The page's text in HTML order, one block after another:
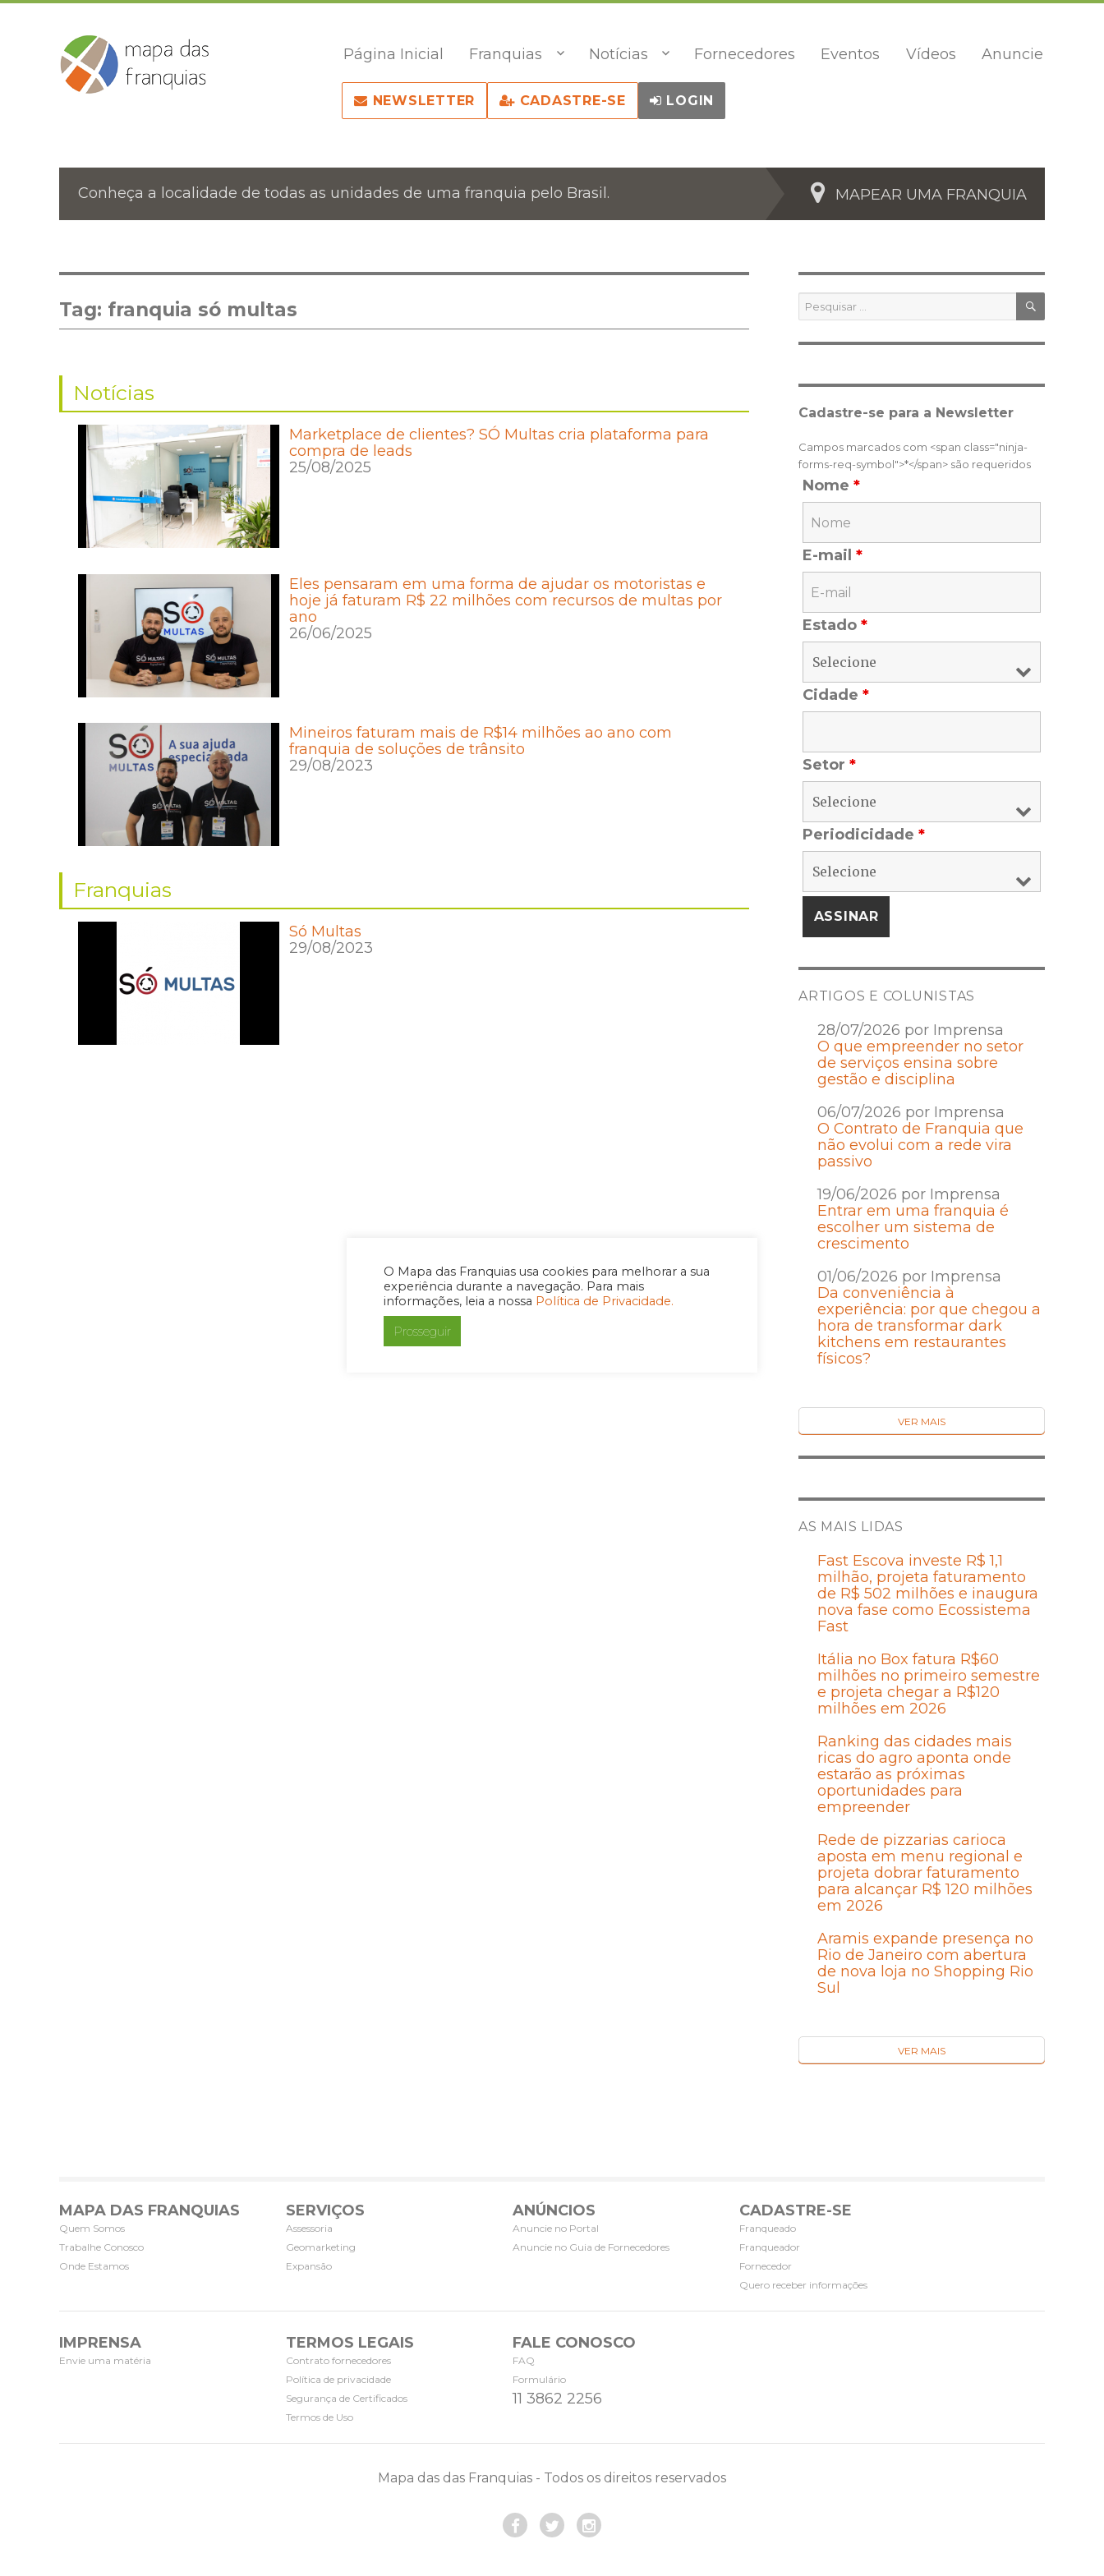
O Mapa das Franquias usa cookies para melhorar a sua
experiência durante a navegação. Para mais
informações, leia a nossa Política de Privacidade.
Prosseguir
Página Inicial Franquias Notícias Fornecedores Eventos Vídeos Anuncie
NEWSLETTER CADASTRE-SE LOGIN
Conheça a localidade de todas as unidades de uma franquia pelo Brasil. MAPEAR UMA FRANQUIA
Tag: franquia só multas
Notícias
Marketplace de clientes? SÓ Multas cria plataforma para
compra de leads
25/08/2025
Eles pensaram em uma forma de ajudar os motoristas e
hoje já faturam R$ 22 milhões com recursos de multas por
ano
26/06/2025
Mineiros faturam mais de R$14 milhões ao ano com
franquia de soluções de trânsito
29/08/2023
Franquias
Só Multas
29/08/2023
Pesquisar
por:
Cadastre-se para a Newsletter
Campos marcados com <span class="ninja-
forms-req-symbol">*</span> são requeridos
Nome *
E-mail *
Estado *
Cidade *
Setor *
Periodicidade *
ARTIGOS E COLUNISTAS
28/07/2026 por Imprensa
O que empreender no setor
de serviços ensina sobre
gestão e disciplina
06/07/2026 por Imprensa
O Contrato de Franquia que
não evolui com a rede vira
passivo
19/06/2026 por Imprensa
Entrar em uma franquia é
escolher um sistema de
crescimento
01/06/2026 por Imprensa
Da conveniência à
experiência: por que chegou a
hora de transformar dark
kitchens em restaurantes
físicos?
VER MAIS
AS MAIS LIDAS
Fast Escova investe R$ 1,1
milhão, projeta faturamento
de R$ 502 milhões e inaugura
nova fase como Ecossistema
Fast
Itália no Box fatura R$60
milhões no primeiro semestre
e projeta chegar a R$120
milhões em 2026
Ranking das cidades mais
ricas do agro aponta onde
estarão as próximas
oportunidades para
empreender
Rede de pizzarias carioca
aposta em menu regional e
projeta dobrar faturamento
para alcançar R$ 120 milhões
em 2026
Aramis expande presença no
Rio de Janeiro com abertura
de nova loja no Shopping Rio
Sul
VER MAIS
MAPA DAS FRANQUIAS
Quem Somos
Trabalhe Conosco
Onde Estamos
SERVIÇOS
Assessoria
Geomarketing
Expansão
ANÚNCIOS
Anuncie no Portal
Anuncie no Guia de Fornecedores
CADASTRE-SE
Franqueado
Franqueador
Fornecedor
Quero receber informações
IMPRENSA
Envie uma matéria
TERMOS LEGAIS
Contrato fornecedores
Política de privacidade
Segurança de Certificados
Termos de Uso
FALE CONOSCO
FAQ
Formulário
11 3862 2256
Mapa das das Franquias - Todos os direitos reservados